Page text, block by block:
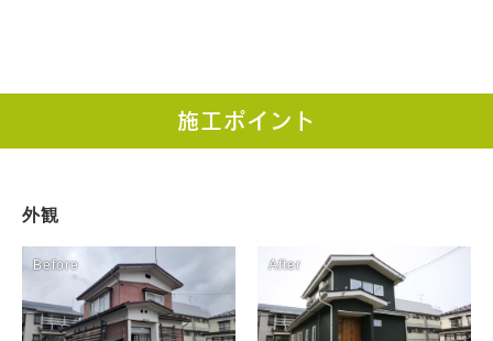
施工ポイント
外観